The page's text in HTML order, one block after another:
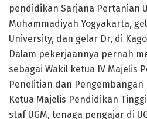
pendidikan Sarjana Pertanian
Muhammadiyah Yogyakarta,
University, dan gelar Dr, di
Dalam pekerjaannya pernah
sebagai Wakil ketua IV Majelis
Penelitian dan Pengembangan
Ketua Majelis Pendidikan
staf UGM, tenaga pengajar di